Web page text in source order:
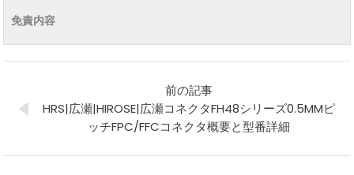
免責内容
前の記事
HRS|広瀬|HIROSE|広瀬コネクタFH48シリーズ0.5MMピ
ッチFPC/FFCコネクタ概要と型番詳細